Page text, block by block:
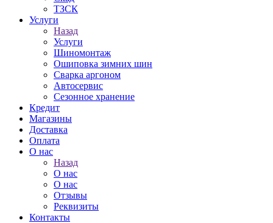
ТЗСК
Услуги
Назад
Услуги
Шиномонтаж
Ошиповка зимних шин
Сварка аргоном
Автосервис
Сезонное хранение
Кредит
Магазины
Доставка
Оплата
О нас
Назад
О нас
О нас
Отзывы
Реквизиты
Контакты